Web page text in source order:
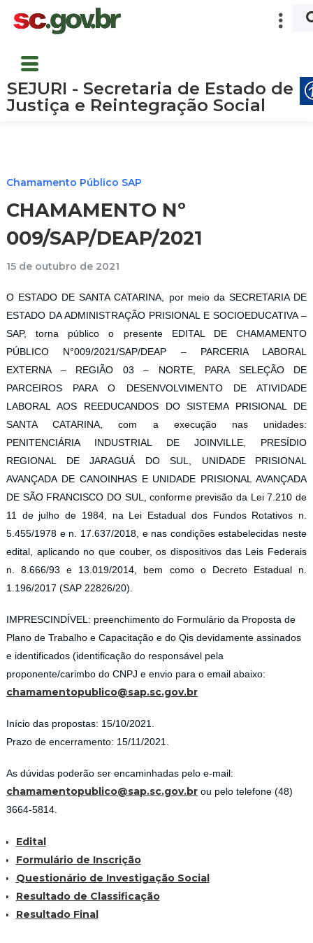
SEJURI - Secretaria de Estado de
Justiça e Reintegração Social
Chamamento Público SAP
CHAMAMENTO Nº
009/SAP/DEAP/2021
15 de outubro de 2021
O ESTADO DE SANTA CATARINA, por meio da SECRETARIA DE
ESTADO DA ADMINISTRAÇÃO PRISIONAL E SOCIOEDUCATIVA –
SAP, torna público o presente EDITAL DE CHAMAMENTO
PÚBLICO N°009/2021/SAP/DEAP – PARCERIA LABORAL
EXTERNA – REGIÃO 03 – NORTE, PARA SELEÇÃO DE
PARCEIROS PARA O DESENVOLVIMENTO DE ATIVIDADE
LABORAL AOS REEDUCANDOS DO SISTEMA PRISIONAL DE
SANTA CATARINA, com a execução nas unidades:
PENITENCIÁRIA INDUSTRIAL DE JOINVILLE, PRESÍDIO
REGIONAL DE JARAGUÁ DO SUL, UNIDADE PRISIONAL
AVANÇADA DE CANOINHAS E UNIDADE PRISIONAL AVANÇADA
DE SÃO FRANCISCO DO SUL, conforme previsão da Lei 7.210 de
11 de julho de 1984, na Lei Estadual dos Fundos Rotativos n.
5.455/1978 e n. 17.637/2018, e nas condições estabelecidas neste
edital, aplicando no que couber, os dispositivos das Leis Federais
n. 8.666/93 e 13.019/2014, bem como o Decreto Estadual n.
1.196/2017 (SAP 22826/20).
IMPRESCINDÍVEL: preenchimento do Formulário da Proposta de
Plano de Trabalho e Capacitação e do Qis devidamente assinados
e identificados (identificação do responsável pela
proponente/carimbo do CNPJ e envio para o email abaixo:
chamamentopublico@sap.sc.gov.br
Início das propostas: 15/10/2021.
Prazo de encerramento: 15/11/2021.
As dúvidas poderão ser encaminhadas pelo e-mail:
chamamentopublico@sap.sc.gov.br ou pelo telefone (48)
3664-5814.
Edital
Formulário de Inscrição
Questionário de Investigação Social
Resultado de Classificação
Resultado Final